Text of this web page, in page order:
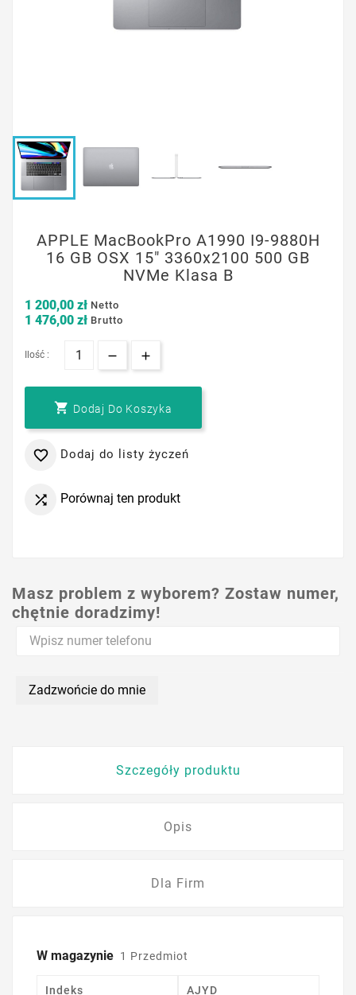
APPLE MacBookPro A1990 I9-9880H
16 GB OSX 15" 3360x2100 500 GB
NVMe Klasa B
1 200,00 zł Netto
1 476,00 zł Brutto
Ilość :
 Dodaj Do Koszyka
 Dodaj do listy życzeń
 Porównaj ten produkt
Masz problem z wyborem? Zostaw numer,
chętnie doradzimy!
Zadzwońcie do mnie
Szczegóły produktu
Opis
Dla Firm
W magazynie 1 Przedmiot
Indeks AJYD